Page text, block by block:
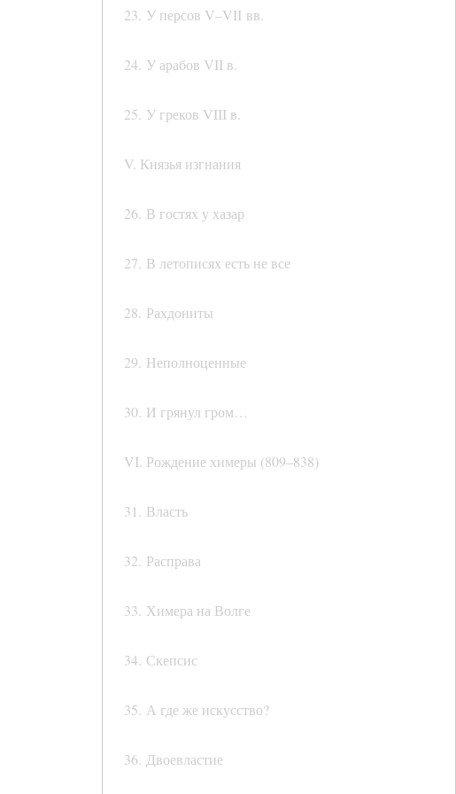
23. У персов V–VII вв.
24. У арабов VII в.
25. У греков VIII в.
V. Князья изгнания
26. В гостях у хазар
27. В летописях есть не все
28. Рахдониты
29. Неполноценные
30. И грянул гром…
VI. Рождение химеры (809–838)
31. Власть
32. Расправа
33. Химера на Волге
34. Скепсис
35. А где же искусство?
36. Двоевластие